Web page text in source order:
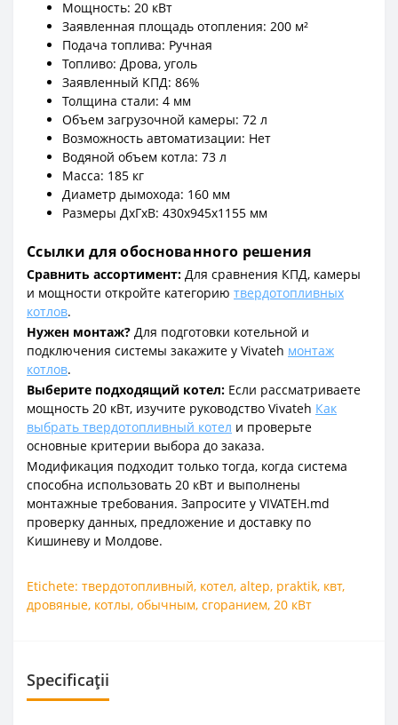
Мощность: 20 кВт
Заявленная площадь отопления: 200 м²
Подача топлива: Ручная
Топливо: Дрова, уголь
Заявленный КПД: 86%
Толщина стали: 4 мм
Объем загрузочной камеры: 72 л
Возможность автоматизации: Нет
Водяной объем котла: 73 л
Масса: 185 кг
Диаметр дымохода: 160 мм
Размеры ДxГxВ: 430x945x1155 мм
Ссылки для обоснованного решения
Сравнить ассортимент: Для сравнения КПД, камеры
и мощности откройте категорию твердотопливных
котлов.
Нужен монтаж? Для подготовки котельной и
подключения системы закажите у Vivateh монтаж
котлов.
Выберите подходящий котел: Если рассматриваете
мощность 20 кВт, изучите руководство Vivateh Как
выбрать твердотопливный котел и проверьте
основные критерии выбора до заказа.
Модификация подходит только тогда, когда система
способна использовать 20 кВт и выполнены
монтажные требования. Запросите у VIVATEH.md
проверку данных, предложение и доставку по
Кишиневу и Молдове.
Etichete: твердотопливный, котел, altep, praktik, квт,
дровяные, котлы, обычным, сгоранием, 20 кВт
Specificații